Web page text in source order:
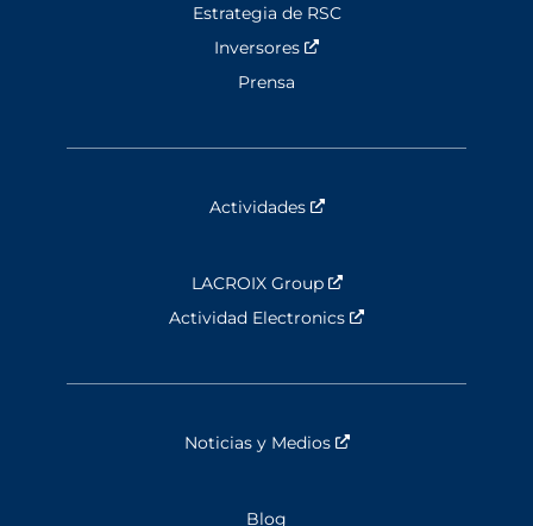
Estrategia de RSC
Inversores
Prensa
Actividades Nouvelle fenêtre
LACROIX Group
Nouvelle fenêtre
Actividad Electronics
Noticias y Medios Nouvelle fenêtre
Blog